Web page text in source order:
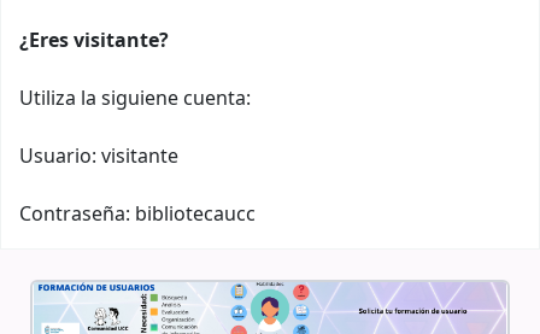
¿Eres visitante?
Utiliza la siguiene cuenta:
Usuario: visitante
Contraseña: bibliotecaucc